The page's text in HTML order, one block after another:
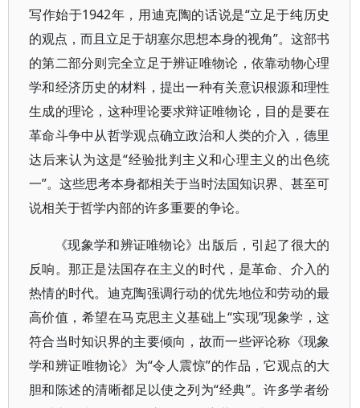
写作始于1942年，用迪克陶的话说是“立足于纯历史
的观点，而且立足于胡塞尔思想本身的视角”。这部书
的第二部分则完全立足于辨证唯物论，依靠动物心理
学和经济历史的材料，提出一种有关意识根源和理性
生成的理论，这种理论要求辩证唯物论，目的是要在
革命斗争中从哲学观点确立政治和人类的介入，德里
达后来认为这是“经验批判主义和心理主义的出色统
一”。这些思考本身都相关于当时法国知识界、甚至可
说相关于哲学内部的许多重要的争论。
《现象学和辨证唯物论》出版后，引起了很大的
反响。那正是法国存在主义的时代，是革命、介入的
热情的时代。迪克陶强调行动的优先地位和劳动的最
高价值，希望在马克思主义基础上“实现”现象学，这
符合当时知识界的主要倾向，故而一些评论称《现象
学和辨证唯物论》为“令人震惊”的作品，它观点的大
胆和陈述的清晰都足以使之列为“经典”。许多学者纷